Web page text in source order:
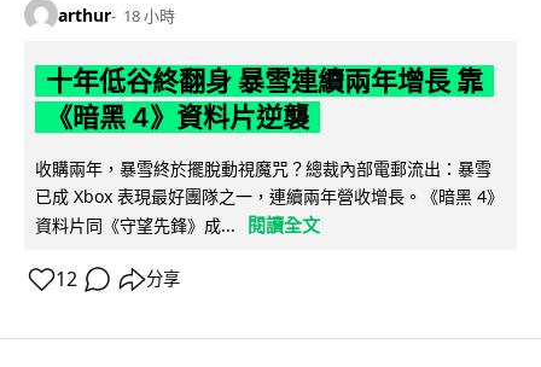
arthur 18 小時
十年低谷終翻身 暴雪連續兩年增長 靠
《暗黑 4》資料片逆襲
收購兩年，暴雪終於擺脫動視魔咒？總裁內部電郵流出：暴雪
已成 Xbox 表現最好團隊之一，連續兩年營收增長。《暗黑 4》
資料片同《守望先鋒》成...
閱讀全文
12 分享